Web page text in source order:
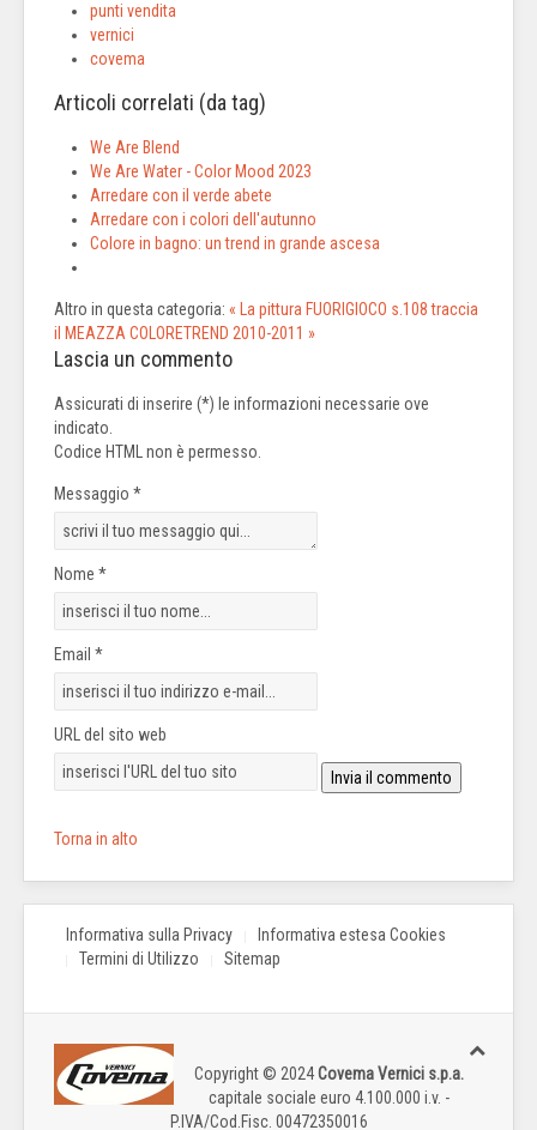
punti vendita
vernici
covema
Articoli correlati (da tag)
We Are Blend
We Are Water - Color Mood 2023
Arredare con il verde abete
Arredare con i colori dell'autunno
Colore in bagno: un trend in grande ascesa
Altro in questa categoria: « La pittura FUORIGIOCO s.108 traccia
il MEAZZACOLORETREND 2010-2011 »
Lascia un commento
Assicurati di inserire (*) le informazioni necessarie ove
indicato.
Codice HTML non è permesso.
Messaggio *
Nome *
Email *
URL del sito web
Torna in alto
Informativa sulla Privacy
Informativa estesa Cookies
Termini di Utilizzo
Sitemap
Copyright © 2024Covema Vernici s.p.a.
capitale sociale euro 4.100.000 i.v. -
P.IVA/Cod.Fisc. 00472350016